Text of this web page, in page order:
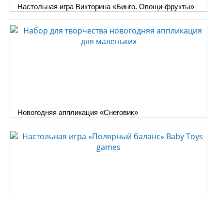
Настольная игра Викторина «Бинго. Овощи-фрукты»
Новогодняя аппликация «Снеговик»